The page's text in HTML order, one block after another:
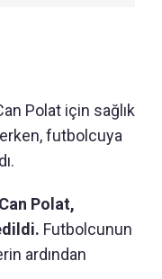
Polat için sağlık
futbolcuya
Polat,
Futbolcunun
ardından